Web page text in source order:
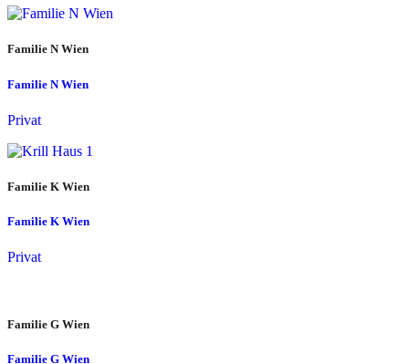
Familie N Wien
Familie N Wien
Privat
Familie K Wien
Familie K Wien
Privat
Familie G Wien
Familie G Wien